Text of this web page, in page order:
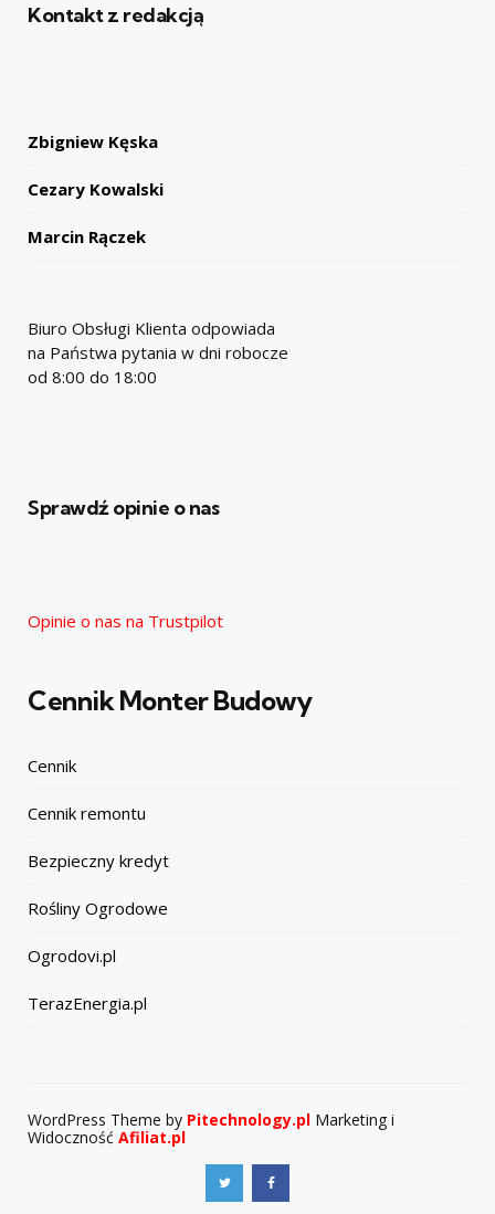
Kontakt z redakcją
Zbigniew Kęska
Cezary Kowalski
Marcin Rączek
Biuro Obsługi Klienta odpowiada
na Państwa pytania w dni robocze
od 8:00 do 18:00
Sprawdź opinie o nas
Opinie o nas na Trustpilot
Cennik Monter Budowy
Cennik
Cennik remontu
Bezpieczny kredyt
Rośliny Ogrodowe
Ogrodovi.pl
TerazEnergia.pl
WordPress Theme by Pitechnology.pl Marketing i
Widoczność Afiliat.pl